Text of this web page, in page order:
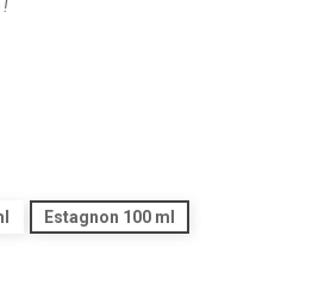
!
Estagnon 100 ml